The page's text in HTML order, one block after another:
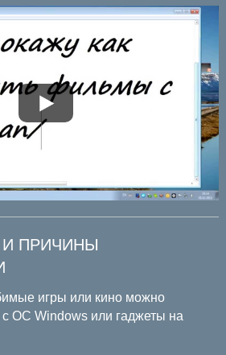
ПРИЧИНЫ
игры или кино можно
с ОС Windows или гаджеты на